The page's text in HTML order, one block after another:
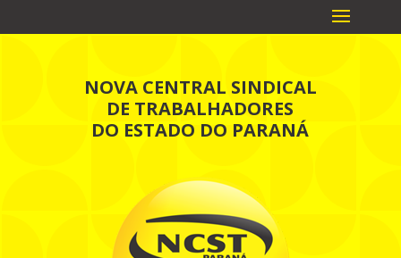
NOVA CENTRAL SINDICAL
DE TRABALHADORES
DO ESTADO DO PARANÁ